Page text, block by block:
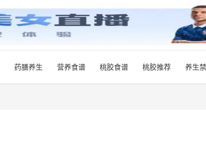
药膳养生 营养食谱 桃胶食谱 桃胶推荐 养生